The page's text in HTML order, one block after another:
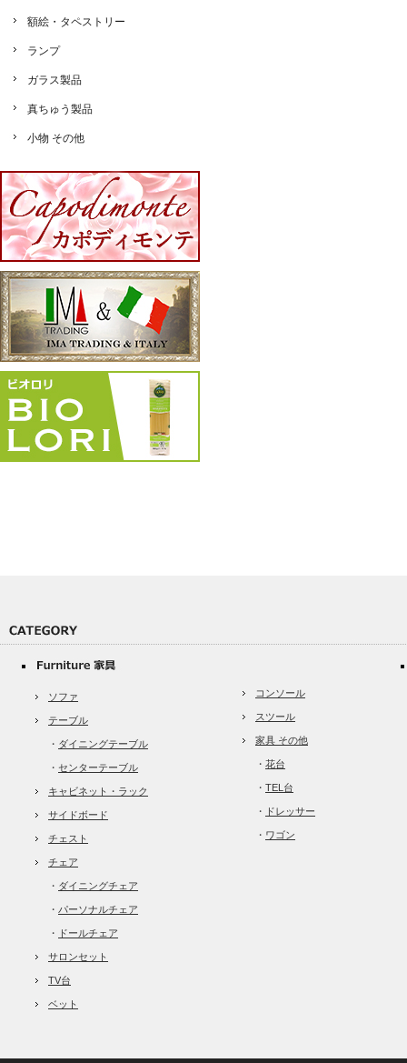
額絵・タペストリー
ランプ
ガラス製品
真ちゅう製品
小物 その他
ソファ
テーブル
・ ダイニングテーブル
・ センターテーブル
キャビネット・ラック
サイドボード
チェスト
チェア
・ ダイニングチェア
・ パーソナルチェア
・ ドールチェア
サロンセット
TV台
ベット
コンソール
スツール
家具 その他
・ 花台
・ TEL台
・ ドレッサー
・ ワゴン